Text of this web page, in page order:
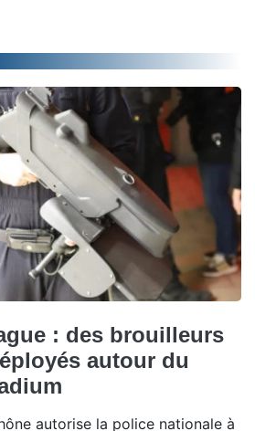
: des brouilleurs
autour du
autorise la police nationale à